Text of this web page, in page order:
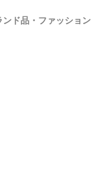
ンド品・ファッション